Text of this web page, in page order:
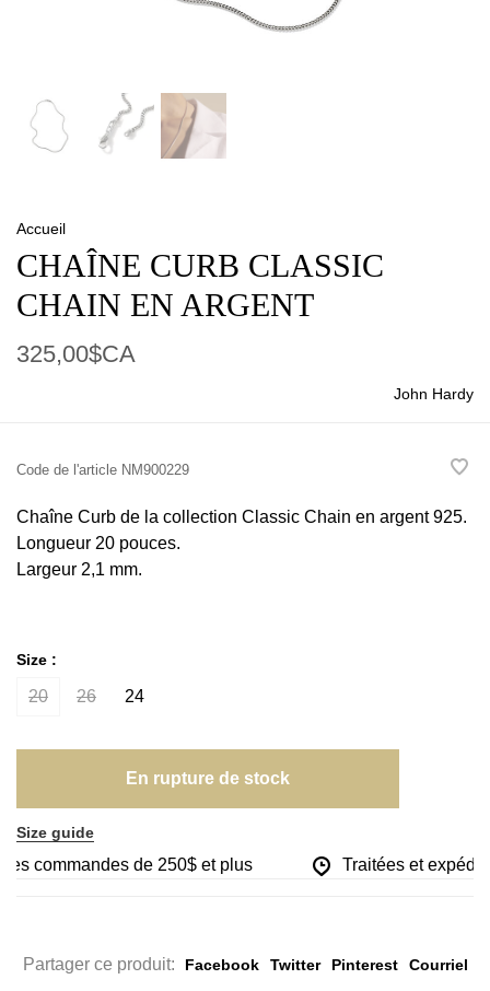
Accueil
CHAÎNE CURB CLASSIC
CHAIN EN ARGENT
325,00$CA
John Hardy
Code de l'article NM900229
Chaîne Curb de la collection Classic Chain en argent 925.
Longueur 20 pouces.
Largeur 2,1 mm.
Size :
20 26 24
En rupture de stock
Size guide
commandes de 250$ et plus Traitées et
Partager ce produit: Facebook Twitter Pinterest Courriel